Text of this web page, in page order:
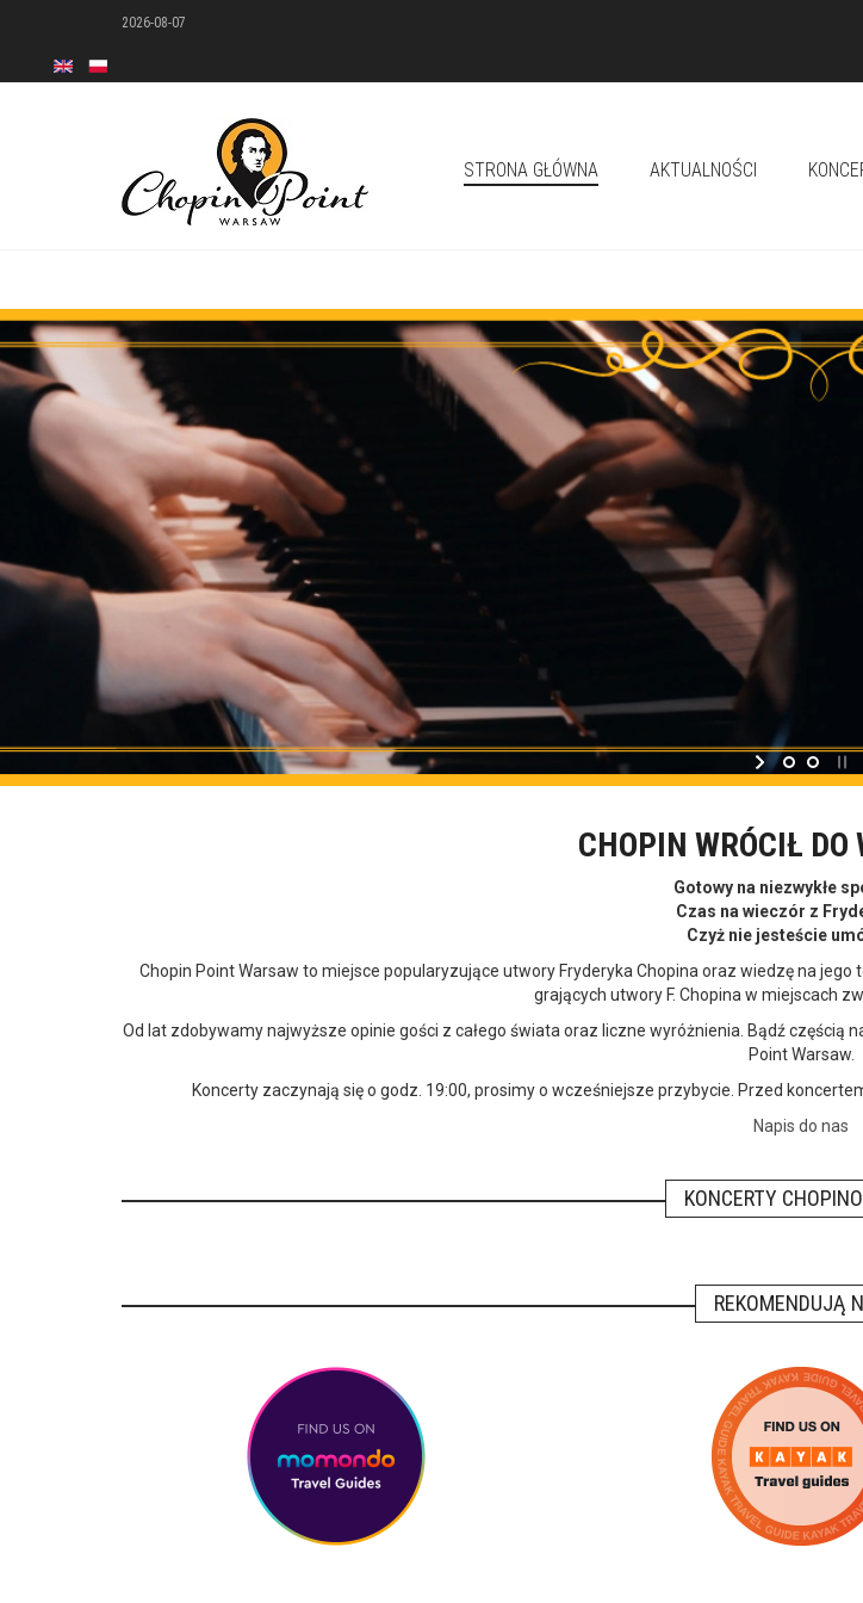
2026-08-07
STRONA GŁÓWNA AKTUALNOŚCI
CHOPIN WRÓCIŁ DO
Gotowy na niezwykłe
Czas na wieczór z
Czyż nie jesteście
Chopin Point Warsaw to miejsce popularyzujące utwory Fryderyka Chopina oraz wiedzę na
grających utwory F. Chopina w miejscach
Od lat zdobywamy najwyższe opinie gości z całego świata oraz liczne wyróżnienia. Bądź
Point Warsaw.
Koncerty zaczynają się o godz. 19:00, prosimy o wcześniejsze przybycie. Przed
Napis do nas
KONCERTY
REKOMENDUJĄ